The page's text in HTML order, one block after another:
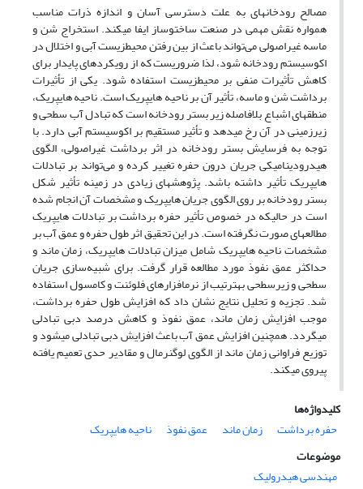
مصالح رودخانه‏ای به علت دسترسی آسان و اندازه ذرات مناسب
همواره نقش مهمی در صنعت ساخت‏وساز ایفا می‏کند. استخراج شن و
ماسه غیراصولی می‌تواند باعث از بین رفتن محیط‏زیست آبی و اختلال در
اکوسیستم رودخانه شود، لذا ضروریست که از رویکردهای پایدار برای
کاهش تأثیرات منفی بر محیط‏زیست استفاده شود. یکی از تأثیرات
برداشت شن و ماسه، تأثیر آن بر ناحیه هایپریک است. ناحیه هایپریک،
منطقه‏ای اشباع بلافاصله زیر بستر رودخانه است که تبادل آب سطحی و
زیرزمینی در آن رخ می‏دهد و تأثیر مستقیم بر اکوسیستم آبی دارد. با
توجه به فرسایش بستر رودخانه در اثر برداشت غیراصولی، الگوی
هیدرودینامیکی جریان درون حفره تغییر کرده و می‌تواند بر تبادلات
هایپریک تأثیر داشته باشد. پژوهش‏های زیادی در زمینه تأثیر شکل
بستر رودخانه بر روی الگوی جریان هایپریک و مشخصات آن انجام شده
است در حالی‏که در خصوص تأثیر حفره برداشت بر تبادلات هایپریک
مطالعه‏ای صورت نگرفته است. در این تحقیق اثر طول حفره و عمق آب بر
مشخصات ناحیه هایپریک شامل میزان تبادلات هایپریک، زمان ماند و
حداکثر عمق نفوذ مورد مطالعه قرار گرفت. برای شبیه‌سازی جریان
سطحی و زیرسطحی به‏ترتیب از نرم‏افزارهای فلوئنت و کامسول استفاده
شد. تجزیه و تحلیل نتایج نشان داد که افزایش طول حفره برداشت،
موجب افزایش زمان ماند، عمق نفوذ و کاهش درصد دبی تبادلی
می‏گردد. هم‏چنین افزایش عمق آب باعث افزایش دبی تبادلی می‏شود و
توزیع فراوانی زمان ماند از الگوی لوگ‏نرمال و مقادیر حدی تعمیم یافته
پیروی می‏کند.
کلیدواژه‌ها
حفره برداشت
زمان ماند عمق نفوذ
ناحیه هایپریک
موضوعات
مهندسی هیدرولیک